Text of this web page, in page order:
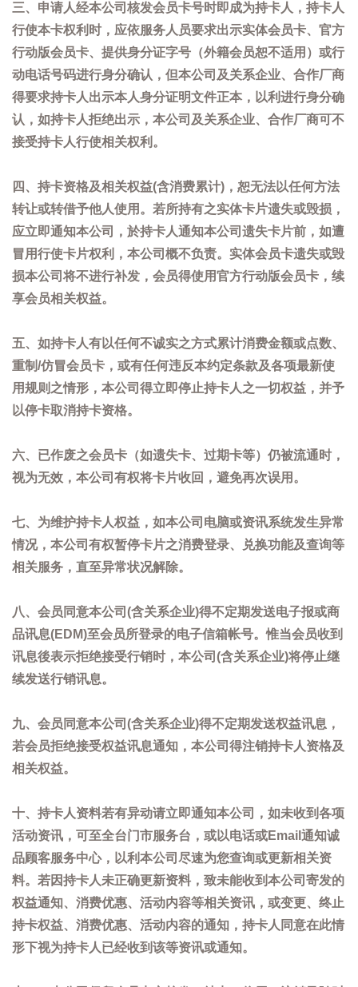
三、申请人经本公司核发会员卡号时即成为持卡人，持卡人
行使本卡权利时，应依服务人员要求出示实体会员卡、官方
行动版会员卡、提供身分证字号（外籍会员恕不适用）或行
动电话号码进行身分确认，但本公司及关系企业、合作厂商
得要求持卡人出示本人身分证明文件正本，以利进行身分确
认，如持卡人拒绝出示，本公司及关系企业、合作厂商可不
接受持卡人行使相关权利。
四、持卡资格及相关权益(含消费累计)，恕无法以任何方法
转让或转借予他人使用。若所持有之实体卡片遗失或毁损，
应立即通知本公司，於持卡人通知本公司遗失卡片前，如遭
冒用行使卡片权利，本公司概不负责。实体会员卡遗失或毁
损本公司将不进行补发，会员得使用官方行动版会员卡，续
享会员相关权益。
五、如持卡人有以任何不诚实之方式累计消费金额或点数、
重制/仿冒会员卡，或有任何违反本约定条款及各项最新使
用规则之情形，本公司得立即停止持卡人之一切权益，并予
以停卡取消持卡资格。
六、已作废之会员卡（如遗失卡、过期卡等）仍被流通时，
视为无效，本公司有权将卡片收回，避免再次误用。
七、为维护持卡人权益，如本公司电脑或资讯系统发生异常
情况，本公司有权暂停卡片之消费登录、兑换功能及查询等
相关服务，直至异常状况解除。
八、会员同意本公司(含关系企业)得不定期发送电子报或商
品讯息(EDM)至会员所登录的电子信箱帐号。惟当会员收到
讯息後表示拒绝接受行销时，本公司(含关系企业)将停止继
续发送行销讯息。
九、会员同意本公司(含关系企业)得不定期发送权益讯息，
若会员拒绝接受权益讯息通知，本公司得注销持卡人资格及
相关权益。
十、持卡人资料若有异动请立即通知本公司，如未收到各项
活动资讯，可至全台门市服务台，或以电话或Email通知诚
品顾客服务中心，以利本公司尽速为您查询或更新相关资
料。若因持卡人未正确更新资料，致未能收到本公司寄发的
权益通知、消费优惠、活动内容等相关资讯，或变更、终止
持卡权益、消费优惠、活动内容的通知，持卡人同意在此情
形下视为持卡人已经收到该等资讯或通知。